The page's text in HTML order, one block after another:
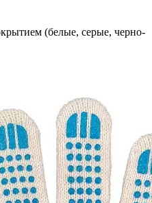
(белые, серые, черно-